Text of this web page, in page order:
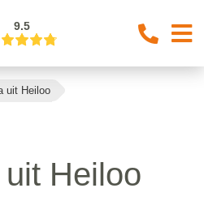
9.5
uit Heiloo
Heiloo